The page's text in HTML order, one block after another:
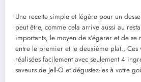
Une recette simple et légère pour un
peut être, comme cela arrive aussi au
importants, le moyen de s’égarer et de
entre le premier et le deuxième plat., Ces
réalisées facilement avec seulement 4
saveurs de Jell-O et dégustez-les à votre